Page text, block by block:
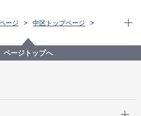
ージ
中区トップページ
传报横滨・中区版（～2023）
节“你好横滨” ➁ 欢迎前往区民利用设
現在
ページトップへ